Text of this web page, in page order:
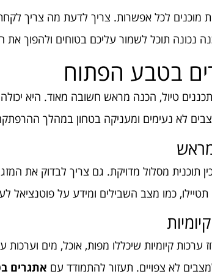
מוכנים לכל אפשרות. צריך לדעת מה צריך
נכונה תוכל לשמור עליכם בטוחים ולהפוך את
בטבע הפתוח
טיול, הכנה מראש חשובה מאוד. היא
לא נעימים ומעניקה בטחון במהלך
תוכנית מסלול מדויקת. גם צריך לבדוק את
כמו מצב השבילים ומידע על פוטנציאל
ערכות קיומיות שיכללו מפות, אוכל, מים
לא צפויים. תעזור להתמודד עם אתגרים